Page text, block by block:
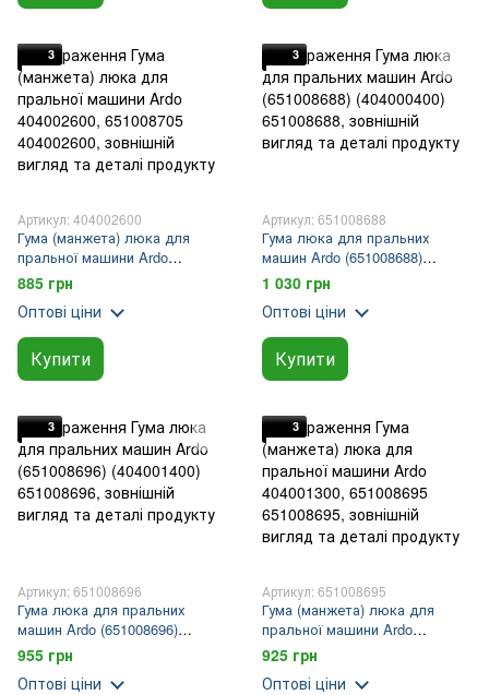
3
Артикул: 404002600
Гума (манжета) люка для
пральної машини Ardo
404002600, 651008705
885 грн
Оптові ціни
Купити
3
Артикул: 651008688
Гума люка для пральних
машин Ardo (651008688)
(404000400)
1 030 грн
Оптові ціни
Купити
3
Артикул: 651008696
Гума люка для пральних
машин Ardo (651008696)
(404001400)
955 грн
Оптові ціни
3
Артикул: 651008695
Гума (манжета) люка для
пральної машини Ardo
404001300, 651008695
925 грн
Оптові ціни